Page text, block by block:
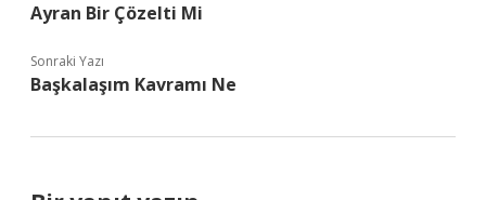
Ayran Bir Çözelti Mi
Sonraki Yazı
Başkalaşım Kavramı Ne